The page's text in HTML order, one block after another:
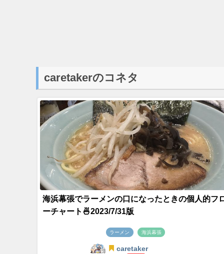
caretakerのコネタ
海浜幕張でラーメンの口になったときの個人的フ
ーチャート🍜2023/7/31版
ラーメン 海浜幕張
caretaker